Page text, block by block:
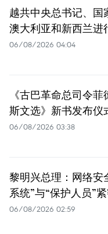
越共中央总书记、国
澳大利亚和新西兰进
06/08/2026 04:04
《古巴革命总司令菲
斯文选》新书发布仪
06/08/2026 03:38
黎明兴总理：网络安
系统”与“保护人员”
06/08/2026 02:59